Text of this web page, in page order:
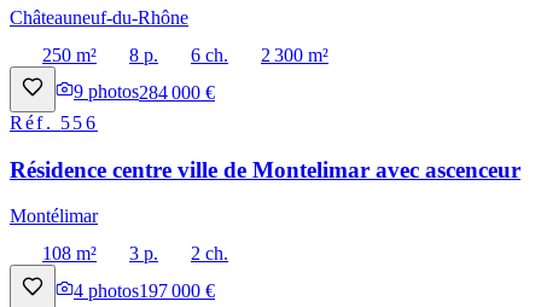
Châteauneuf-du-Rhône
250 m²
8 p. 6 ch.
2 300 m²
9 photos284 000 €
Réf. 556
Résidence centre ville de Montelimar avec ascenceur
Montélimar
108 m²
3 p.
2 ch.
4 photos197 000 €